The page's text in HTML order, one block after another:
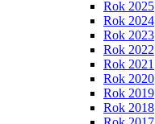
Rok 2025
Rok 2024
Rok 2023
Rok 2022
Rok 2021
Rok 2020
Rok 2019
Rok 2018